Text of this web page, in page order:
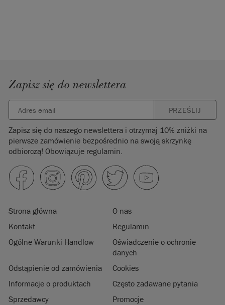
Zapisz się do newslettera
PRZEŚLIJ
Zapisz się do naszego newslettera i otrzymaj 10% zniżki na
pierwsze zamówienie bezpośrednio na swoją skrzynkę
odbiorczą! Obowiązuje regulamin.
Strona główna
O nas
Kontakt
Regulamin
Ogólne Warunki Handlow
Oświadczenie o ochronie
danych
Odstąpienie od zamówienia
Cookies
Informacje o produktach
Często zadawane pytania
Sprzedawcy
Promocje